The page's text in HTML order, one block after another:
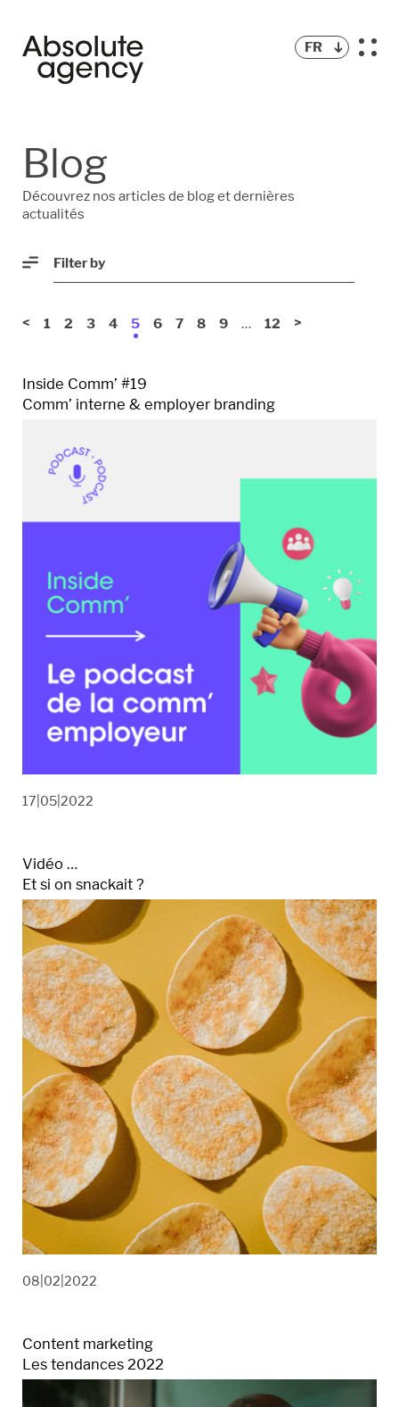
FR
Blog
Découvrez nos articles de blog et dernières
actualités
Filter by
PODCAST
< 1 2 3 4 5 6 7 8 9 … 12 >
Inside Comm’ #19
Comm’ interne & employer branding
17|05|2022
Vidéo …
Et si on snackait ?
08|02|2022
Content marketing
Les tendances 2022